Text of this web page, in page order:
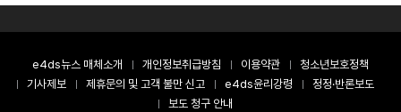
e4ds뉴스 매체소개 개인정보취급방침 이용약관
청소년보호정책
기사제보
제휴문의 및 고객 불만 신고 e4ds윤리강령
정정·반론보도
보도 청구 안내